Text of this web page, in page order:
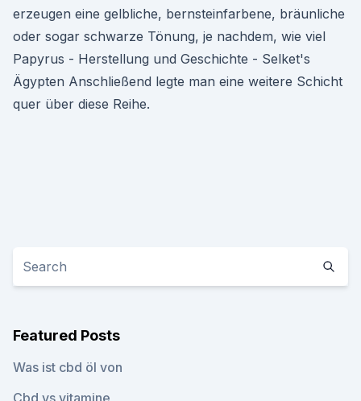
erzeugen eine gelbliche, bernsteinfarbene, bräunliche
oder sogar schwarze Tönung, je nachdem, wie viel
Papyrus - Herstellung und Geschichte - Selket's
Ägypten Anschließend legte man eine weitere Schicht
quer über diese Reihe.
Featured Posts
Was ist cbd öl von
Cbd vs vitamine